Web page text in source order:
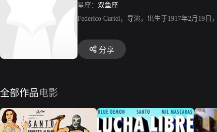
星座： 双鱼座
Federico Curiel，导演，出生于1917年2月19日
分享
全部作品电影